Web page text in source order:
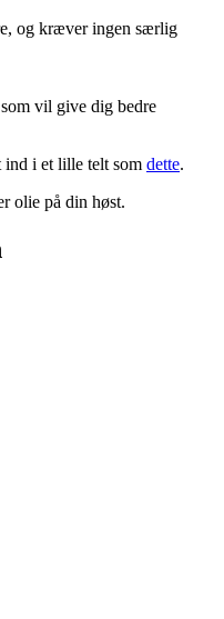
og kræver ingen særlig
vil give dig bedre
ind i et lille telt som dette.
olie på din høst.